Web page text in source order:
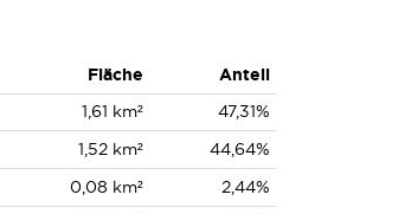
Fläche
Anteil
1,61 km²
47,31%
1,52 km²
44,64%
0,08 km²
2,44%